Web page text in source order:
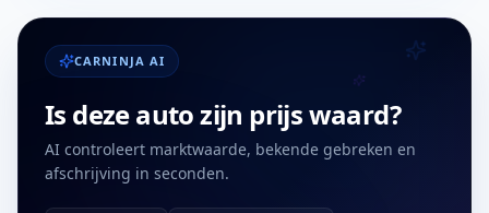
CARNINJA AI
Is deze auto zijn prijs waard?
AI controleert marktwaarde, bekende gebreken en
afschrijving in seconden.